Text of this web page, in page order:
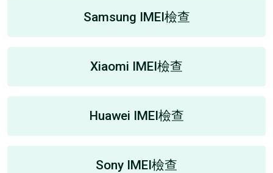
Samsung IMEI檢查
Xiaomi IMEI檢查
Huawei IMEI檢查
Sony IMEI檢查